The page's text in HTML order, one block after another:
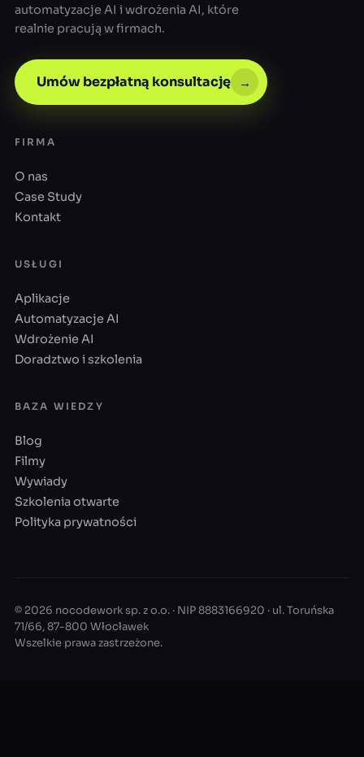
automatyzacje AI i wdrożenia AI, które
realnie pracują w firmach.
Umów bezpłatną konsultację →
FIRMA
O nas
Case Study
Kontakt
USŁUGI
Aplikacje
Automatyzacje AI
Wdrożenie AI
Doradztwo i szkolenia
BAZA WIEDZY
Blog
Filmy
Wywiady
Szkolenia otwarte
Polityka prywatności
© 2026 nocodework sp. z o.o. · NIP 8883166920 · ul. Toruńska
71/66, 87-800 Włocławek
Wszelkie prawa zastrzeżone.